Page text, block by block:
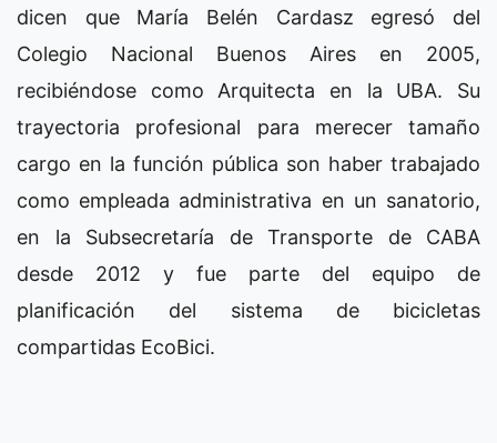
dicen que María Belén Cardasz egresó del
Colegio Nacional Buenos Aires en 2005,
recibiéndose como Arquitecta en la UBA. Su
trayectoria profesional para merecer tamaño
cargo en la función pública son haber trabajado
como empleada administrativa en un sanatorio,
en la Subsecretaría de Transporte de CABA
desde 2012 y fue parte del equipo de
planificación del sistema de bicicletas
compartidas EcoBici.